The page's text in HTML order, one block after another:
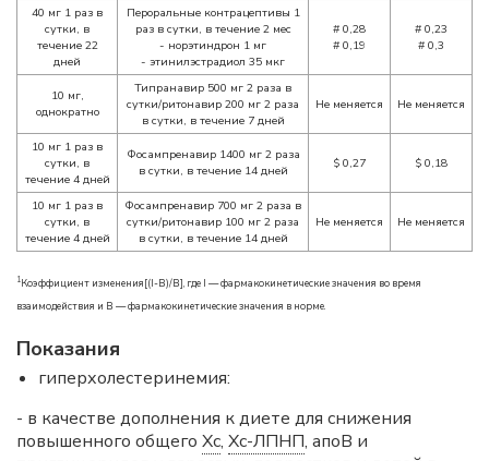
40 мг 1 раз в
сутки, в
течение 22
дней
Пероральные контрацептивы 1
раз в сутки, в течение 2 мес
- норэтиндрон 1 мг
- этинилэстрадиол 35 мкг
# 0,28
# 0,19
# 0,23
# 0,3
10 мг,
однократно
Типранавир 500 мг 2 раза в
сутки/ритонавир 200 мг 2 раза
в сутки, в течение 7 дней
Не меняется Не меняется
10 мг 1 раз в
сутки, в
течение 4 дней
Фосампренавир 1400 мг 2 раза
в сутки, в течение 14 дней
$ 0,27 $ 0,18
10 мг 1 раз в
сутки, в
течение 4 дней
Фосампренавир 700 мг 2 раза в
сутки/ритонавир 100 мг 2 раза
в сутки, в течение 14 дней
Не меняется Не меняется
1Коэффициент изменения[(I-B)/B], где I — фармакокинетические значения во время
взаимодействия и В — фармакокинетические значения в норме.
Показания
гиперхолестеринемия:
- в качестве дополнения к диете для снижения
повышенного общего Хс, Хс-ЛПНП, апоВ и